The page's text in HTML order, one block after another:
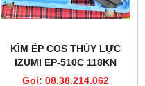
KÌM ÉP COS THỦY LỰC
IZUMI EP-510C 118KN
Gọi: 08.38.214.062